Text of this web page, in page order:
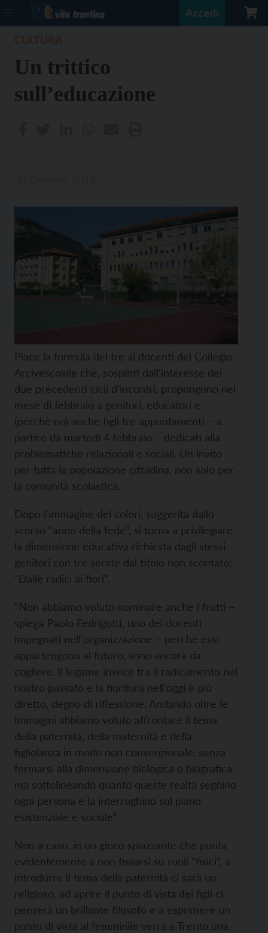
Accedi
Un trittico
sull’educazione
Piace la formula del tre ai docenti del Collegio
Arcivescovile che, sospinti dall'interesse dei
due precedenti cicli d'incontri, propongono nel
mese di febbraio a genitori, educatori e
(perchè no) anche figli tre appuntamenti – a
partire da martedì 4 febbraio – dedicati alla
problematiche relazionali e sociali. Un invito
per tutta la popolazione cittadina, non solo per
la comunità scolastica.
Dopo l'immagine dei colori, suggerita dallo
scorso “anno della fede”, si torna a privilegiare
la dimensione educativa richiesta dagli stessi
genitori con tre serate dal titolo non scontato:
“Dalle radici ai fiori”.
“Non abbiamo voluto nominare anche i frutti –
spiega Paolo Fedrigotti, uno dei docenti
impegnati nell'organizzazione – perchè essi
appartengono al futuro, sono ancora da
cogliere. Il legame invece tra il radicamento nel
nostro passato e la fioritura nell'oggi è più
diretto, degno di riflessione. Andando oltre le
immagini abbiamo voluto affrontare il tema
della paternità, della maternità e della
figliolanza in modo non convenzionale, senza
fermarsi alla dimensione biologica o biografica
ma sottolineando quanto queste realtà segnino
ogni persona e la interroghino sul piano
esistenziale e sociale”.
Non a caso, in un gioco spiazzante che punta
evidentemente a non fissarsi su ruoli “fisici”, a
introdurre il tema della paternità ci sarà un
religioso, ad aprire il punto di vista dei figli ci
penserà un brillante filosofo e a esprimere un
punto di vista al femminile verrà a Trento una